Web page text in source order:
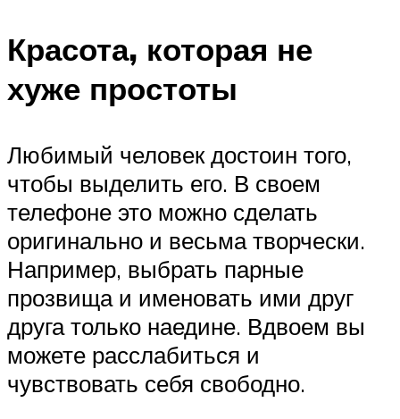
Красота, которая не
хуже простоты
Любимый человек достоин того,
чтобы выделить его. В своем
телефоне это можно сделать
оригинально и весьма творчески.
Например, выбрать парные
прозвища и именовать ими друг
друга только наедине. Вдвоем вы
можете расслабиться и
чувствовать себя свободно.